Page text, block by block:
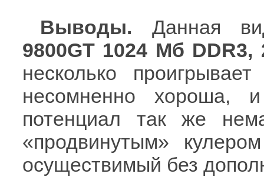
Выводы. Данная
9800GT 1024 Мб DDR3,
несколько
несомненно хороша,
потенциал так же
«продвинутым»
осуществимый без